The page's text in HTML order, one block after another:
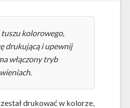
kolorowego,
drukującą i upewnij
włączony tryb
drukować w kolorze,